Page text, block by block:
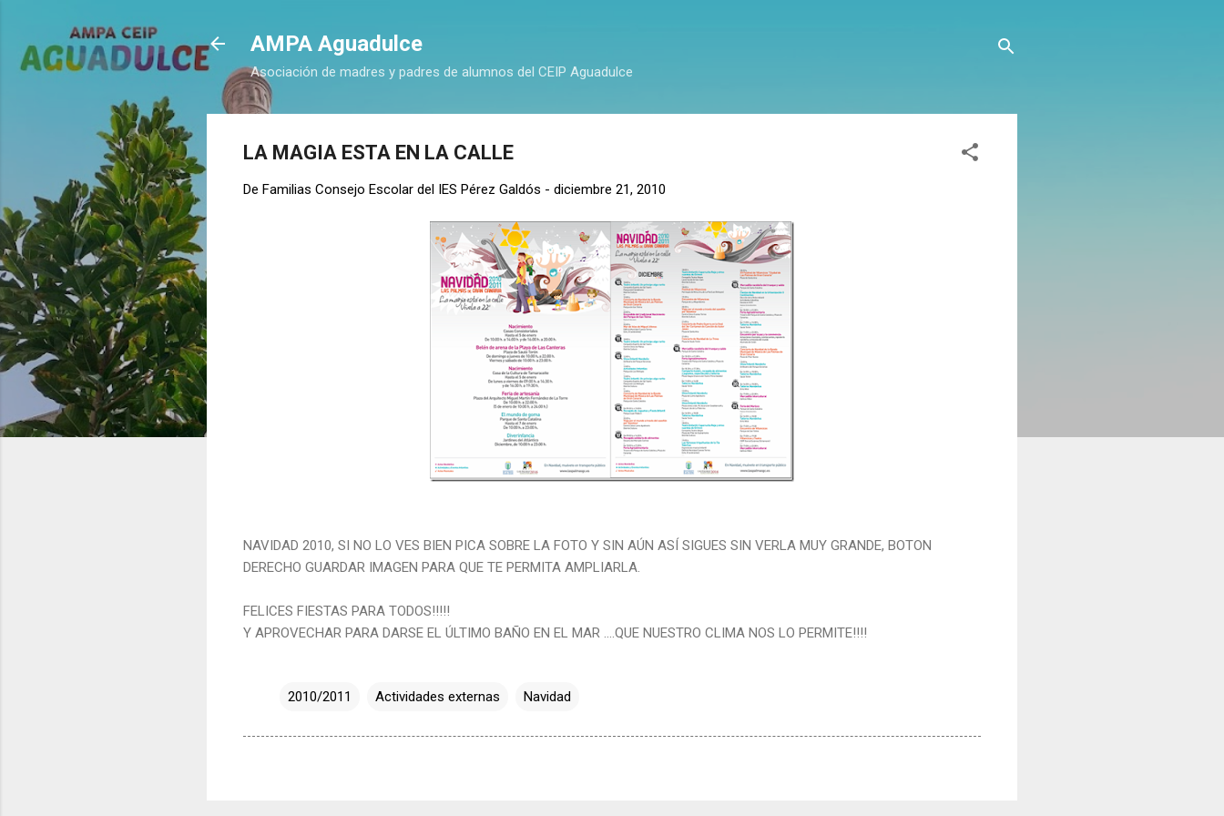
AMPA Aguadulce
Asociación de madres y padres de alumnos del CEIP Aguadulce
LA MAGIA ESTA EN LA CALLE
De Familias Consejo Escolar del IES Pérez Galdós - diciembre 21, 2010
NAVIDAD 2010, SI NO LO VES BIEN PICA SOBRE LA FOTO Y SIN AÚN ASÍ SIGUES SIN VERLA MUY GRANDE, BOTON
DERECHO GUARDAR IMAGEN PARA QUE TE PERMITA AMPLIARLA.
FELICES FIESTAS PARA TODOS!!!!!
Y APROVECHAR PARA DARSE EL ÚLTIMO BAÑO EN EL MAR ....QUE NUESTRO CLIMA NOS LO PERMITE!!!!
2010/2011 Actividades externas Navidad